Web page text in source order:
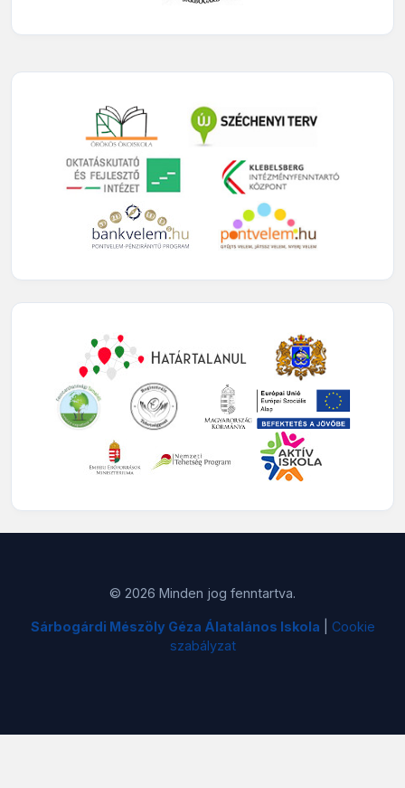
© 2026 Minden jog fenntartva.
Sárbogárdi Mészöly Géza Álatalános Iskola
Cookie
szabályzat